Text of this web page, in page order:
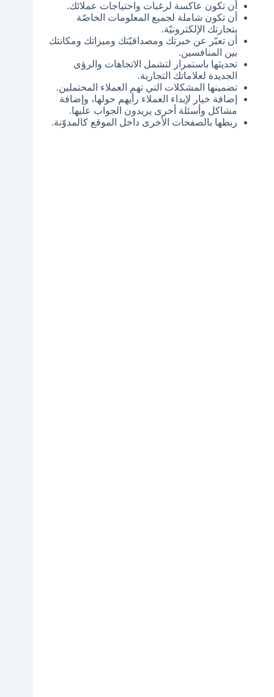
أن تكون عاكسة لرغبات واحتياجات عملائك.
أن تكون شاملة لجميع المعلومات الخاصّة
بتجارتك الإلكترونيّة.
أن تعبّر عن خبرتك ومصداقيّتك وميزاتك ومكانتك
بين المنافسين.
تحديثها باستمرار لتشمل الاتجاهات والرؤى
الجديدة لعلاماتك التجارية.
تضمينها المشكلات التي تهم العملاء المحتملين.
إضافة خيار لإبداء العملاء رأيهم حولها، وإضافة
مشاكل وأسئلة أخرى يريدون الجواب عليها.
ربطها بالصفحات الأخرى داخل الموقع كالمدوّنة.